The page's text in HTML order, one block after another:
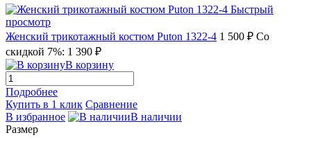
Быстрый
просмотр
Женский трикотажный костюм Puton 1322-4 1 500 ₽ Со
скидкой 7%: 1 390 ₽
В корзину
Подробнее
Купить в 1 клик Сравнение
В избранное
В наличии
Размер